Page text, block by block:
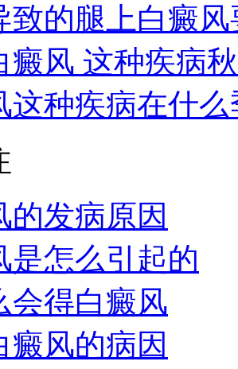
致的腿上白癜
癜风 这种疾病
这种疾病在什
的发病原因
是怎么引起的
会得白癜风
癜风的病因